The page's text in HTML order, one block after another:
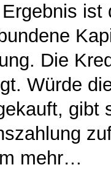
Die
Würde
gibt
mehr…